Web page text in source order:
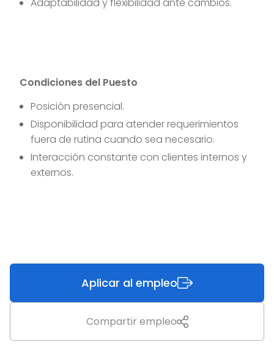
Adaptabilidad y flexibilidad ante cambios.
Condiciones del Puesto
Posición presencial.
Disponibilidad para atender requerimientos
fuera de rutina cuando sea necesario.
Interacción constante con clientes internos y
externos.
Aplicar al empleo
Compartir empleo